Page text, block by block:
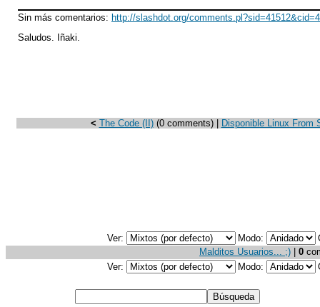
Sin más comentarios: http://slashdot.org/
Saludos. Iñaki.
< The Code (II)(0 comments) | Disponible Linux From
Ver: Modo:
Malditos Usuarios... ;)
0
Ver:
Modo: